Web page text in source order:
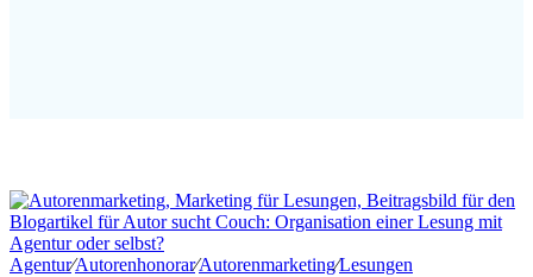
Agentur∕Autorenhonorar∕Autorenmarketing∕Lesungen